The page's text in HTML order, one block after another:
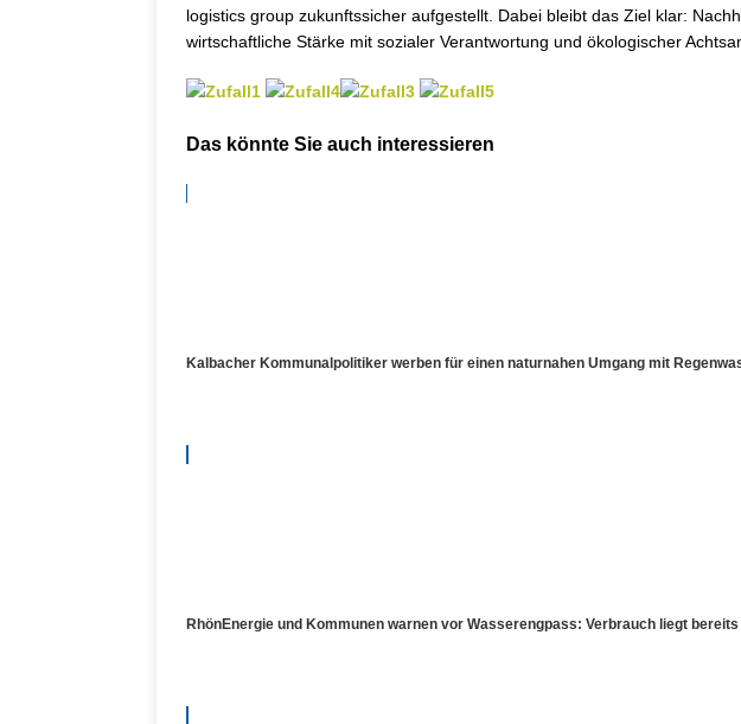
logistics group zukunftssicher aufgestellt. Dabei bleibt das Ziel klar:
wirtschaftliche Stärke mit sozialer Verantwortung und ökologischer
Das könnte Sie auch interessieren
Kalbacher Kommunalpolitiker werben für einen naturnahen Umgang mit
RhönEnergie und Kommunen warnen vor Wasserengpass: Verbrauch liegt